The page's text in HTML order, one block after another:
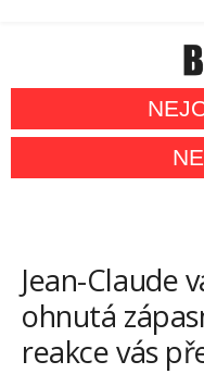
Jean-Claude
ohnutá
reakce vás